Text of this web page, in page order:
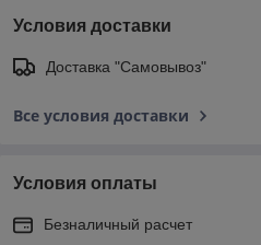
Условия доставки
Доставка "Самовывоз"
Все условия доставки
Условия оплаты
Безналичный расчет